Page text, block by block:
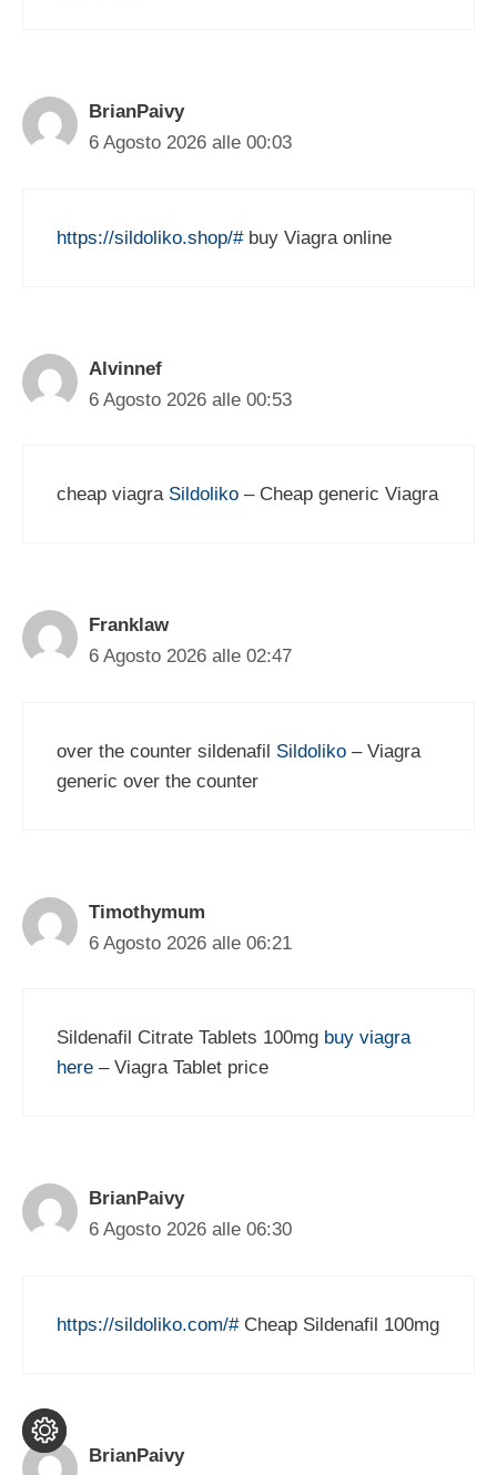
BrianPaivy
6 Agosto 2026 alle 00:03
https://sildoliko.shop/#buy Viagra online
Alvinnef
6 Agosto 2026 alle 00:53
cheap viagra Sildoliko – Cheap generic Viagra
Franklaw
6 Agosto 2026 alle 02:47
over the counter sildenafil Sildoliko – Viagra
generic over the counter
Timothymum
6 Agosto 2026 alle 06:21
Sildenafil Citrate Tablets 100mg buy viagra
here – Viagra Tablet price
BrianPaivy
6 Agosto 2026 alle 06:30
https://sildoliko.com/#Cheap Sildenafil 100mg
BrianPaivy